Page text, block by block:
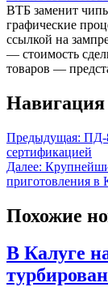
ВТБ заменит
графические
ссылкой на
— стоимость
товаров —
Навигация
Предыдущая: ПД-
сертификацией
Далее:
приготовления в
Похожие
В Калуге